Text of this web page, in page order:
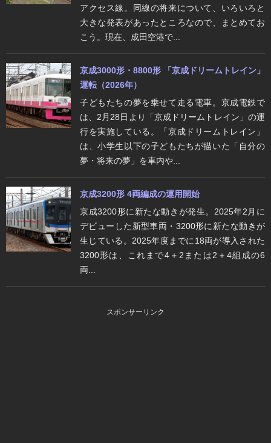
アクセス線。同線の将来について、いろいろと
大きな発表があったところなので、まとめてお
こう。現在、成田空港で...
京成3000形・8800形 「京成ドリームトレイン」
運転（2026年）
子どもたちの夢を乗せて走る電車。京成電鉄で
は、2月28日より「京成ドリームトレイン」の運
行を実施している。「京成ドリームトレイン」
は、小学生以下の子どもたちが描いた「自分の
夢・将来の夢」を車内や...
京成3200形 4両編成の運用開始
京成3200形に新たな動きが発生。2025年2月に
デビューした新型車両・3200形に新たな動きが
生じている。2025年度までに18両が導入された
3200形は、これまで4＋2または2＋4組成の6
両...
スポンサーリンク